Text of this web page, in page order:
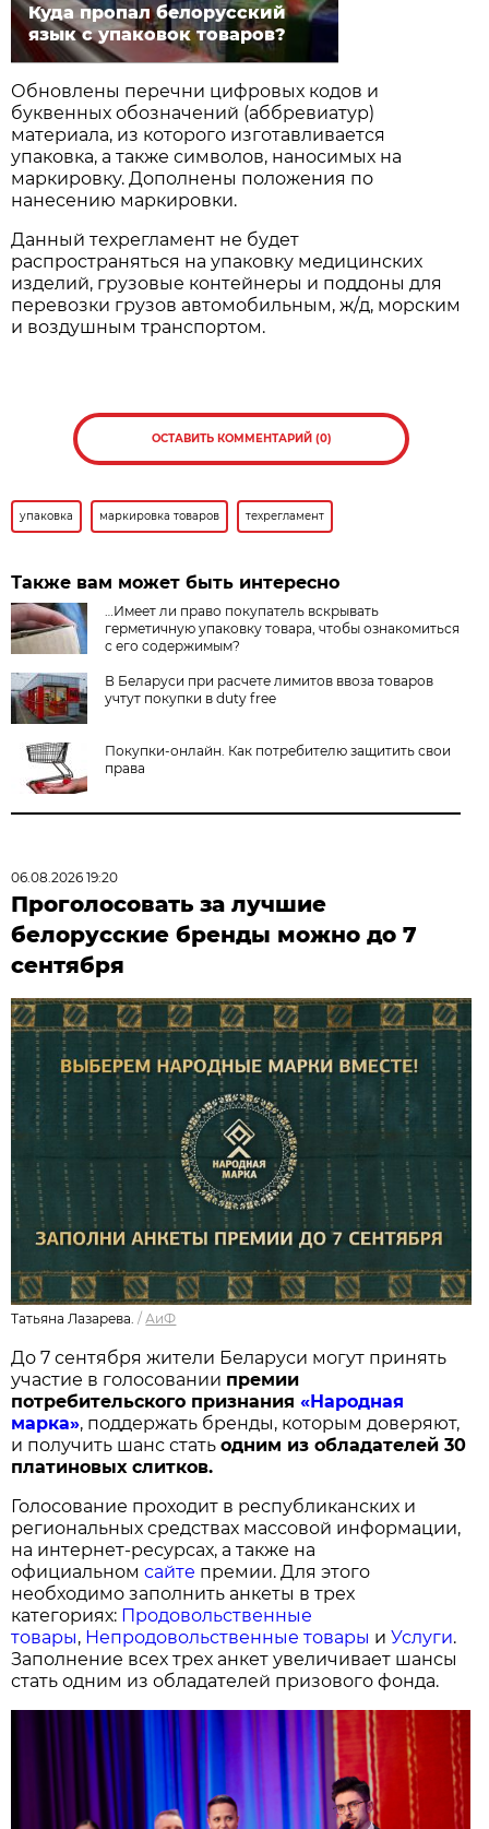
Куда пропал белорусский
язык с упаковок товаров?
Обновлены перечни цифровых кодов и
буквенных обозначений (аббревиатур)
материала, из которого изготавливается
упаковка, а также символов, наносимых на
маркировку. Дополнены положения по
нанесению маркировки.
Данный техрегламент не будет
распространяться на упаковку медицинских
изделий, грузовые контейнеры и поддоны для
перевозки грузов автомобильным, ж/д, морским
и воздушным транспортом.
ОСТАВИТЬ КОММЕНТАРИЙ (0)
упаковка маркировка товаров техрегламент
Также вам может быть интересно
…Имеет ли право покупатель вскрывать
герметичную упаковку товара, чтобы ознакомиться
с его содержимым?
В Беларуси при расчете лимитов ввоза товаров
учтут покупки в duty free
Покупки-онлайн. Как потребителю защитить свои
права
06.08.2026 19:20
Проголосовать за лучшие
белорусские бренды можно до 7
сентября
Татьяна Лазарева. /АиФ
До 7 сентября жители Беларуси могут принять
участие в голосовании премии
потребительского признания«Народная
марка», поддержать бренды, которым доверяют,
и получить шанс статьодним из обладателей 30
платиновых слитков.
Голосование проходит в республиканских и
региональных средствах массовой информации,
на интернет-ресурсах, а также на
официальномсайте премии. Для этого
необходимо заполнить анкеты в трех
категориях: Продовольственные
товары, Непродовольственные товары иУслуги.
Заполнение всех трех анкет увеличивает шансы
стать одним из обладателей призового фонда.